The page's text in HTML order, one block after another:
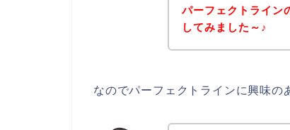
パーフェクトライン
してみました～♪
なのでパーフェクトラインに興味の